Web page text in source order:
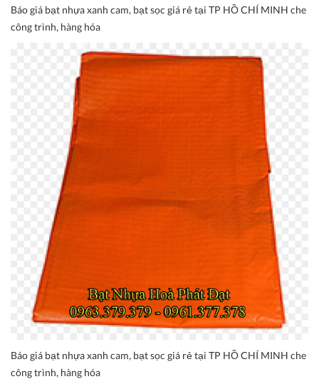
Báo giá bạt nhựa xanh cam, bạt sọc giá rẻ tại TP HỒ CHÍ MINH che
công trình, hàng hóa
Báo giá bạt nhựa xanh cam, bạt sọc giá rẻ tại TP HỒ CHÍ MINH che
công trình, hàng hóa